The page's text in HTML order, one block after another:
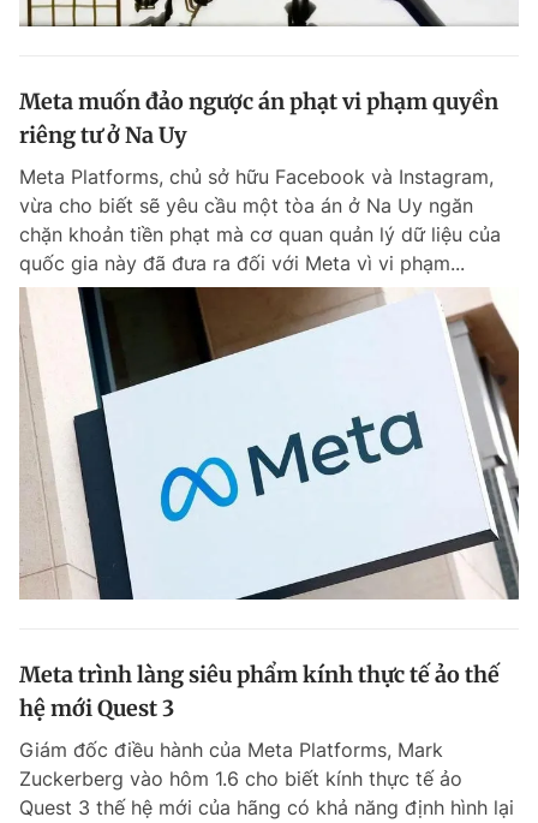
Meta muốn đảo ngược án phạt vi phạm quyền
riêng tư ở Na Uy
Meta Platforms, chủ sở hữu Facebook và Instagram,
vừa cho biết sẽ yêu cầu một tòa án ở Na Uy ngăn
chặn khoản tiền phạt mà cơ quan quản lý dữ liệu của
quốc gia này đã đưa ra đối với Meta vì vi phạm...
Meta trình làng siêu phẩm kính thực tế ảo thế
hệ mới Quest 3
Giám đốc điều hành của Meta Platforms, Mark
Zuckerberg vào hôm 1.6 cho biết kính thực tế ảo
Quest 3 thế hệ mới của hãng có khả năng định hình lại